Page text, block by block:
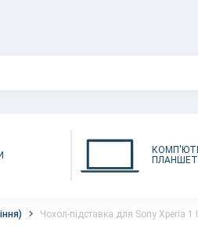
Чохол-підставка для Sony Xperia 1